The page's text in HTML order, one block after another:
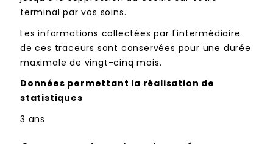
terminal par vos soins.
Les informations collectées par l'intermédiaire
de ces traceurs sont conservées pour une durée
maximale de vingt-cinq mois.
Données permettant la réalisation de
statistiques
3 ans